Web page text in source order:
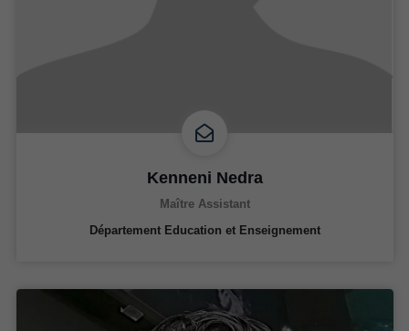
Kenneni Nedra
Maître Assistant
Département Education et Enseignement